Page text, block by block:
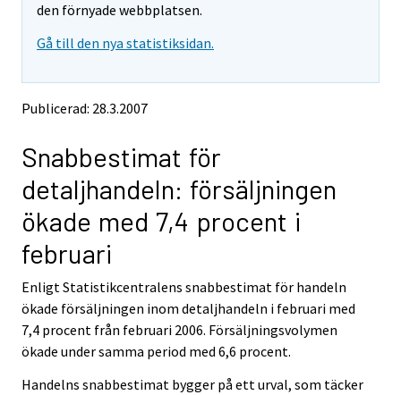
den förnyade webbplatsen.
Gå till den nya statistiksidan.
Publicerad: 28.3.2007
Snabbestimat för
detaljhandeln: försäljningen
ökade med 7,4 procent i
februari
Enligt Statistikcentralens snabbestimat för handeln
ökade försäljningen inom detaljhandeln i februari med
7,4 procent från februari 2006. Försäljningsvolymen
ökade under samma period med 6,6 procent.
Handelns snabbestimat bygger på ett urval, som täcker